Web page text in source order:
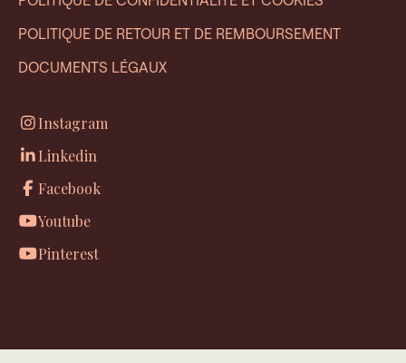
POLITIQUE DE RETOUR ET DE REMBOURSEMENT
DOCUMENTS LÉGAUX
Instagram
Linkedin
Facebook
Youtube
Pinterest